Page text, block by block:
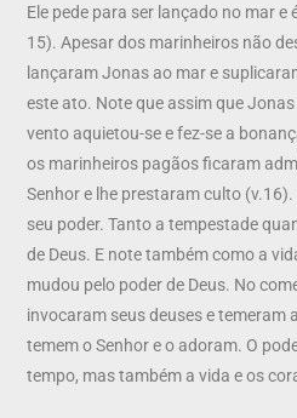
Ele pede para ser lançado no mar e
15). Apesar dos marinheiros não
lançaram Jonas ao mar e
este ato. Note que assim que
vento aquietou-se e fez-se a
os marinheiros pagãos ficaram
Senhor e lhe prestaram culto
seu poder. Tanto a tempestade
de Deus. E note também como a
mudou pelo poder de Deus. No
invocaram seus deuses e temeram
temem o Senhor e o adoram. O
tempo, mas também a vida e os